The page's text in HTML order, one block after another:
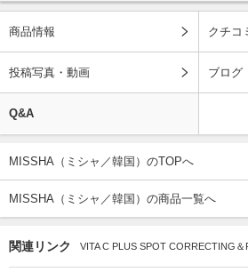
商品情報 クチコ
投稿写真・動画 ブログ
Q&A
MISSHA（ミシャ／韓国）のTOPへ
MISSHA（ミシャ／韓国）の商品一覧へ
関連リンク VITA C PLUS SPOT CORRECTING